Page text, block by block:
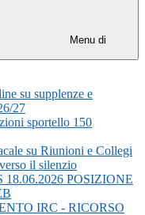
Menu di
su supplenze e
27
sportello 150
su Riunioni e Collegi
il silenzio
POSIZIONE
IRC - RICORSO